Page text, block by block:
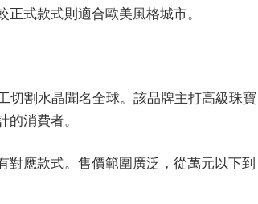
式款式則適合歐美風格城市。
切割水晶聞名全球。該品牌主打高級珠寶
消費者。
應款式。售價範圍廣泛，從萬元以下到